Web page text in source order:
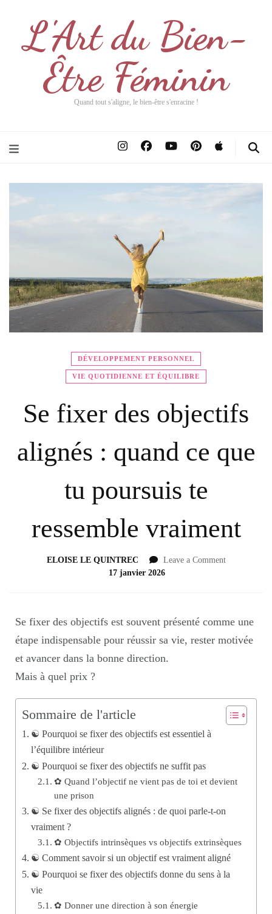
L'Art du Bien-
Être Féminin
Quand tout s'aligne, le bien-être s'enracine !
DÉVELOPPEMENT PERSONNEL
VIE QUOTIDIENNE ET ÉQUILIBRE
Se fixer des objectifs
alignés : quand ce que
tu poursuis te
ressemble vraiment
ELOISE LE QUINTREC
17 janvier 2026
Leave a Comment
Se fixer des objectifs est souvent présenté comme une
étape indispensable pour réussir sa vie, rester motivée
et avancer dans la bonne direction.
Mais à quel prix ?
Sommaire de l'article
☯︎ Pourquoi se fixer des objectifs est essentiel à
l’équilibre intérieur
☯︎ Pourquoi se fixer des objectifs ne suffit pas
✿ Quand l’objectif ne vient pas de toi et devient
une prison
☯︎ Se fixer des objectifs alignés : de quoi parle-t-on
vraiment ?
✿ Objectifs intrinsèques vs objectifs extrinsèques
☯︎ Comment savoir si un objectif est vraiment aligné
☯︎ Pourquoi se fixer des objectifs donne du sens à la
vie
✿ Donner une direction à son énergie